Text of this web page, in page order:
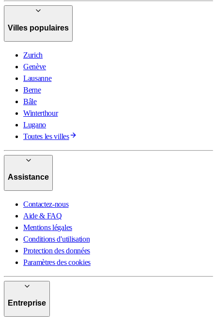
Villes populaires
Zurich
Genève
Lausanne
Berne
Bâle
Winterthour
Lugano
Toutes les villes
Assistance
Contactez-nous
Aide & FAQ
Mentions légales
Conditions d'utilisation
Protection des données
Paramètres des cookies
Entreprise